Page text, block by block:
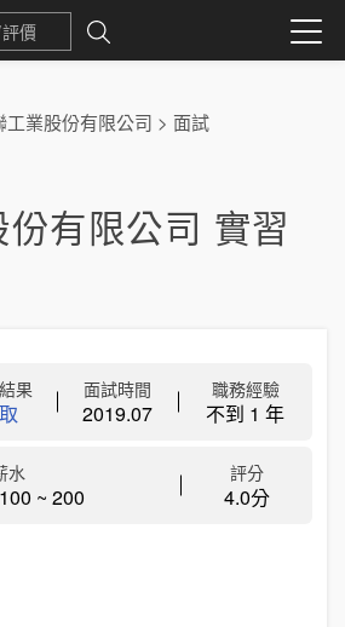
工業股份有限公司 > 面試
有限公司 實習
果 面試時間
2019.07
職務經驗
不到 1 年
水
~ 200
評分
4.0分